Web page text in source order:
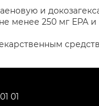
и
менее 250 мг EPA
01